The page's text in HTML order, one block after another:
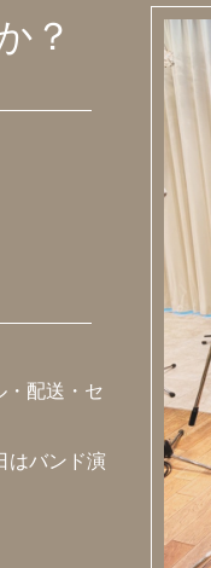
？
・配送・セ
はバンド演